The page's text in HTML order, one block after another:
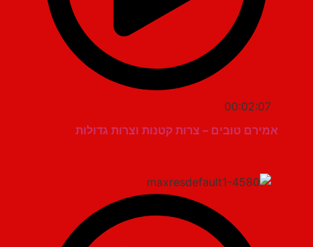
00:02:07
אמירם טובים – צרות קטנות וצרות גדולות